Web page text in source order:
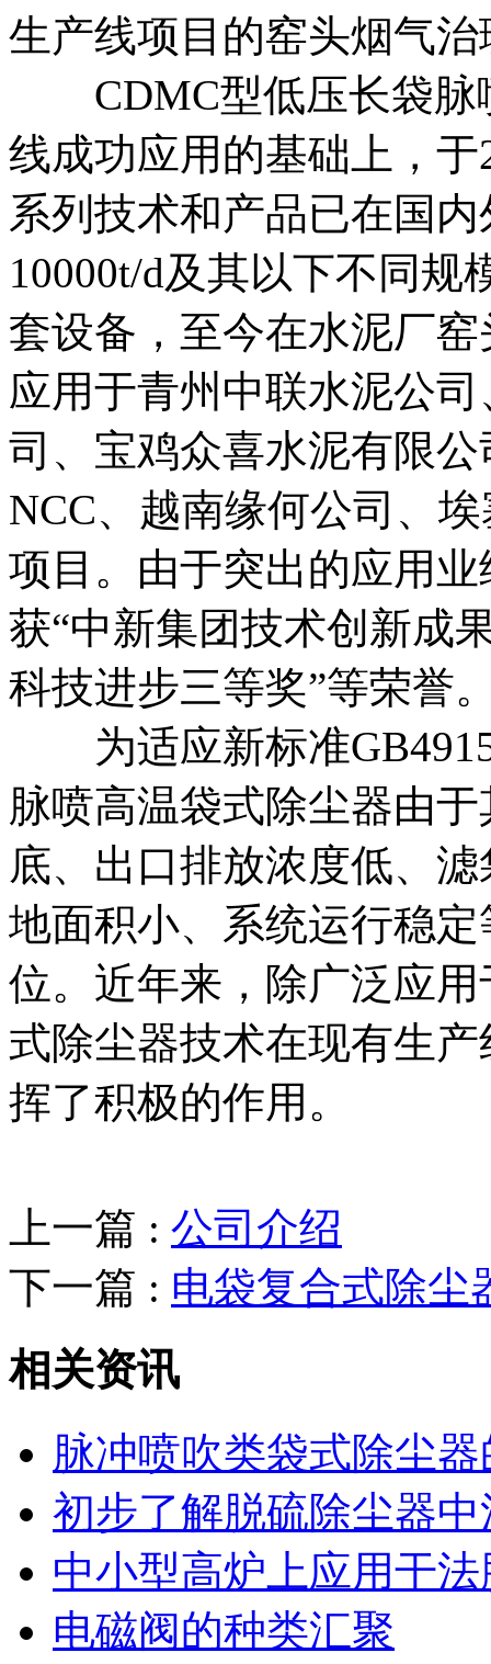
生产线项目的窑头烟气治
CDMC型低压长袋脉
线成功应用的基础上，
系列技术和产品已在国
10000t/d及其以下不同
套设备，至今在水泥厂
应用于青州中联水泥公
司、宝鸡众喜水泥有限
NCC、越南缘何公司、
项目。由于突出的应用
获“中新集团技术创新成
科技进步三等奖”等荣誉
为适应新标准
脉喷高温袋式除尘器由
底、出口排放浓度低、
地面积小、系统运行稳
位。近年来，除广泛应
式除尘器技术在现有生
挥了积极的作用。
上一篇 : 公司介绍
下一篇 : 电袋复合式除尘
相关资讯
脉冲喷吹类袋式除尘
初步了解脱硫除尘器
中小型高炉上应用干
电磁阀的种类汇聚